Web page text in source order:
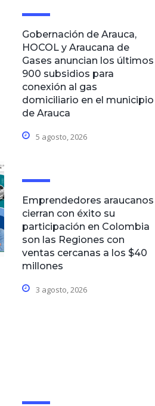
Gobernación de Arauca,
HOCOL y Araucana de
Gases anuncian los últimos
900 subsidios para
conexión al gas
domiciliario en el municipio
de Arauca
5 agosto, 2026
Emprendedores araucanos
cierran con éxito su
participación en Colombia
son las Regiones con
ventas cercanas a los $40
millones
3 agosto, 2026